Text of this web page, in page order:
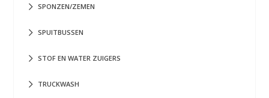
SPONZEN/ZEMEN
SPUITBUSSEN
STOF EN WATER ZUIGERS
TRUCKWASH